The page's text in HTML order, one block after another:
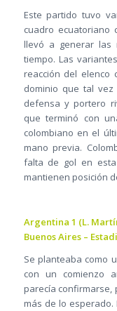
Este partido tuvo
cuadro ecuatoriano
llevó a generar las
tiempo. Las
reacción del elenco
dominio que tal
defensa y portero
que terminó con
colombiano en el
mano previa.
falta de gol en
mantienen posición
Argentina 1 (L.
Buenos Aires –
Se planteaba como
con un comienzo
parecía confirmarse,
más de lo esperado.